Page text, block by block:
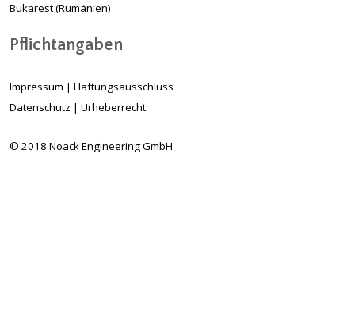
Bukarest (Rumänien)
Pflichtangaben
Impressum | Haftungsausschluss
Datenschutz | Urheberrecht
© 2018 Noack Engineering GmbH